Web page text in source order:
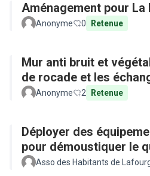
Aménagement pour La
Anonyme 0 Retenue
Mur anti bruit et
de rocade et les
Anonyme 2 Retenue
Déployer des
pour démoustiquer le
Asso des Habitants de